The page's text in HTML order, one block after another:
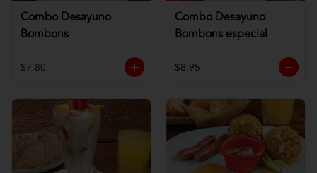
Combo Desayuno
Bombons
$7.80
Combo Desayuno
Bombons especial
$8.95